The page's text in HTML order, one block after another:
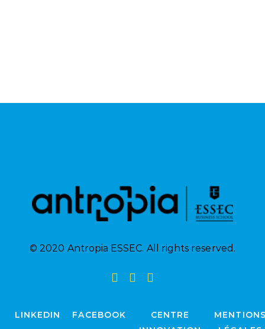
© 2020 Antropia ESSEC. All rights reserved.
LINKEDIN FACEBOOK
CENTRE